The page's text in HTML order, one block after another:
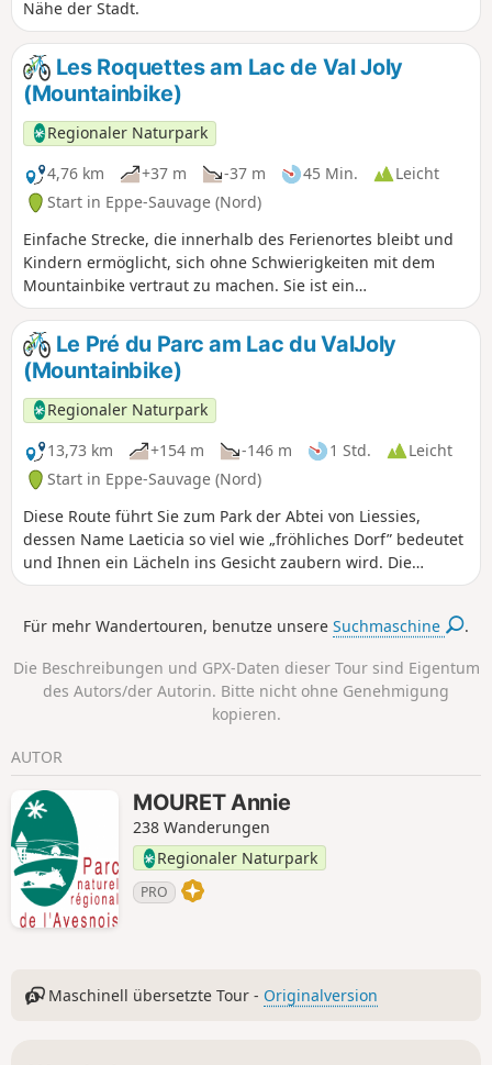
Nähe der Stadt.
Les Roquettes am Lac de Val Joly
(Mountainbike)
Regionaler Naturpark
4,76 km
+37 m -37 m 45 Min.
Leicht
Start in Eppe-Sauvage (Nord)
Einfache Strecke, die innerhalb des Ferienortes bleibt und
Kindern ermöglicht, sich ohne Schwierigkeiten mit dem
Mountainbike vertraut zu machen. Sie ist ein
hervorragender Eingang, um die Freuden und
Empfindungen dieser Outdoor-Aktivität zu entdecken, und
wenn Sie aufmerksam und diskret sind, werden Sie mit
Sicherheit Vögel beobachten können.
Le Pré du Parc am Lac du ValJoly
(Mountainbike)
Regionaler Naturpark
13,73 km
+154 m -146 m 1 Std.
Leicht
Start in Eppe-Sauvage (Nord)
Diese Route führt Sie zum Park der Abtei von Liessies,
dessen Name Laeticia so viel wie „fröhliches Dorf” bedeutet
und Ihnen ein Lächeln ins Gesicht zaubern wird. Die
Strecke verbindet geschickt Heckenlandschaften, Wälder
reservierte Achse, die Teil eines ausgedehnten Netzes von
genannt, der Trondheim in Norwegen mit Santiago de
Compostela in Spanien verbindet.
Für mehr Wandertouren, benutze unsereSuchmaschine .
Die Beschreibungen und GPX-Daten dieser Tour sind Eigentum
des Autors/der Autorin. Bitte nicht ohne Genehmigung
kopieren.
AUTOR
MOURET Annie
238 Wanderungen
Regionaler Naturpark
PRO
Maschinell übersetzte Tour - Originalversion